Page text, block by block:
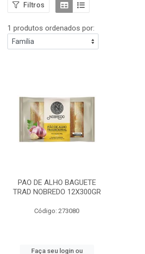
Filtros
1 produtos ordenados por:
PAO DE ALHO BAGUETE
TRAD NOBREDO 12X300GR
Código: 273080
Faça seu login ou